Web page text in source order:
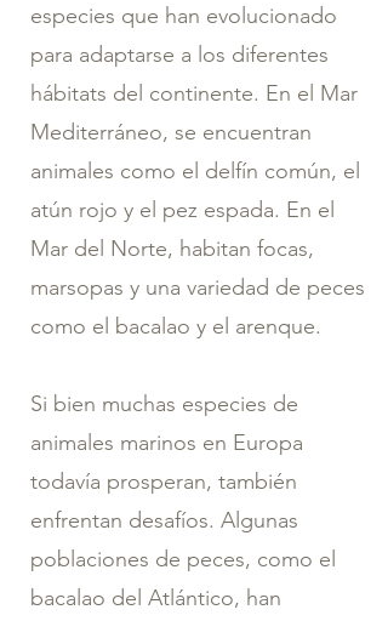
especies que han evolucionado
para adaptarse a los diferentes
hábitats del continente. En el Mar
Mediterráneo, se encuentran
animales como el delfín común, el
atún rojo y el pez espada. En el
Mar del Norte, habitan focas,
marsopas y una variedad de peces
como el bacalao y el arenque.
Si bien muchas especies de
animales marinos en Europa
todavía prosperan, también
enfrentan desafíos. Algunas
poblaciones de peces, como el
bacalao del Atlántico, han